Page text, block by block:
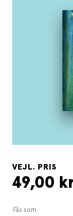
VEJL. PRIS
49,00
Fås som